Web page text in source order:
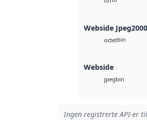
Webside Jpeg2000
octetbin
Webside
jpegbin
Ingen registrerte API-er